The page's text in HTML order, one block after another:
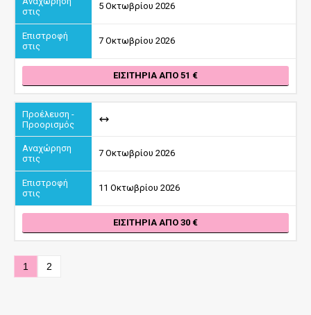
5 Οκτωβρίου 2026
7 Οκτωβρίου 2026
ΕΙΣΙΤΉΡΙΑ ΑΠΌ 51
7 Οκτωβρίου 2026
11 Οκτωβρίου 2026
ΕΙΣΙΤΉΡΙΑ ΑΠΌ 30
1 2